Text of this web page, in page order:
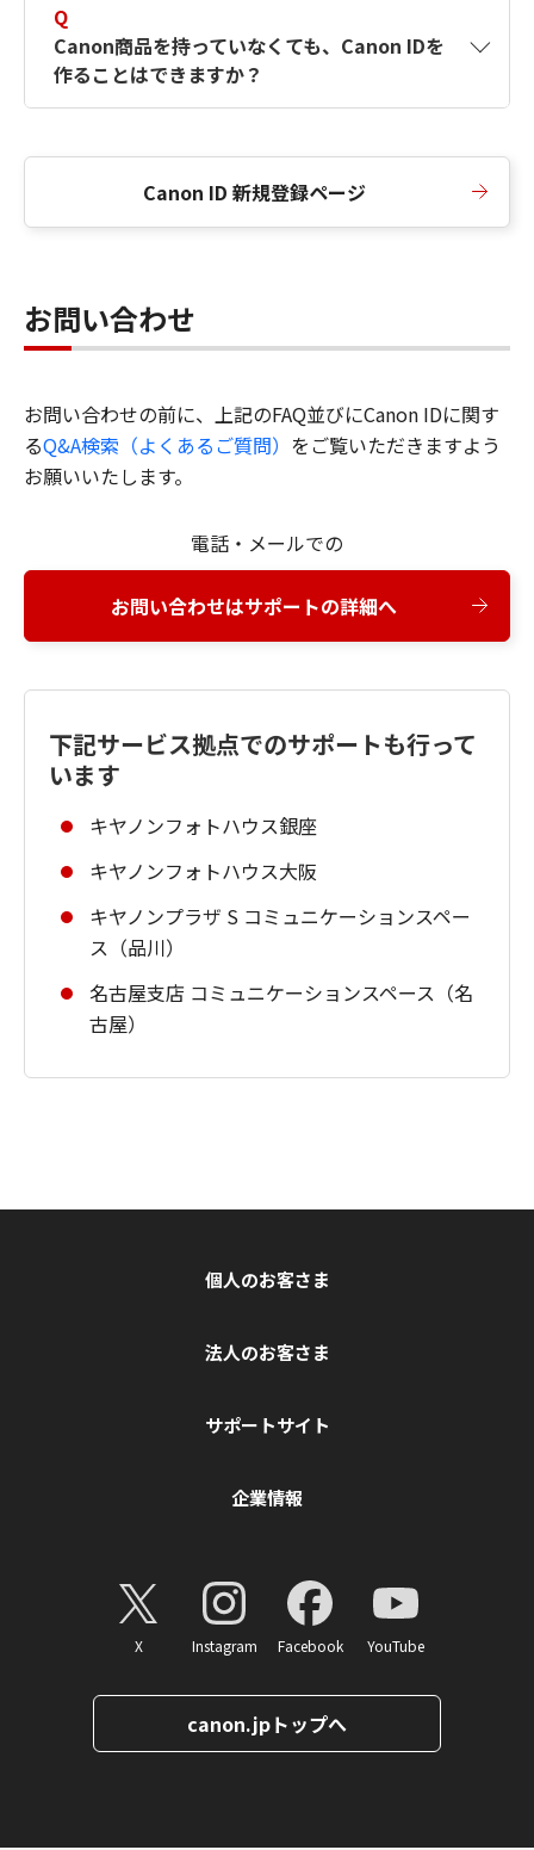
Q
Canon商品を持っていなくても、Canon IDを
作ることはできますか？
Canon ID 新規登録ページ
お問い合わせ
お問い合わせの前に、上記のFAQ並びにCanon IDに関す
るQ&A検索（よくあるご質問） をご覧いただきますよう
お願いいたします。
電話・メールでの
お問い合わせはサポートの詳細へ
下記サービス拠点でのサポートも行って
います
キヤノンフォトハウス銀座
キヤノンフォトハウス大阪
キヤノンプラザ S コミュニケーションスペー
ス（品川）
名古屋支店 コミュニケーションスペース（名
古屋）
個人のお客さま
法人のお客さま
サポートサイト
企業情報
X Instagram Facebook YouTube
canon.jpトップへ